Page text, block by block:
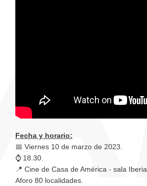
Fecha y horario:
📅 Viernes 10 de marzo de 2023.
⌚ 18.30.
📍 Cine de Casa de América - sala Iberia.
Aforo 80 localidades.